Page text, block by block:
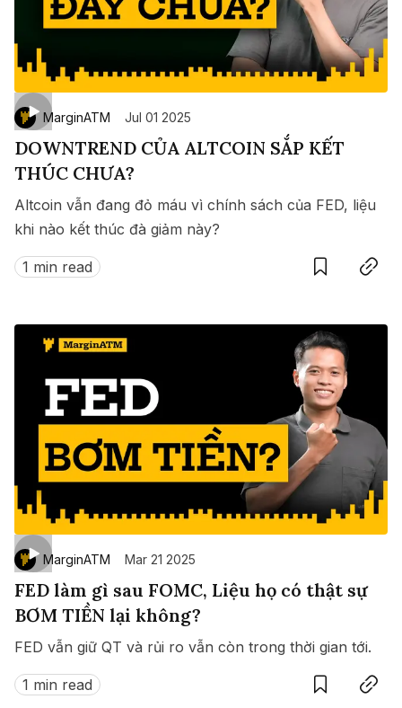
MarginATM Jul 01 2025
DOWNTREND CỦA ALTCOIN SẮP KẾT
THÚC CHƯA?
Altcoin vẫn đang đỏ máu vì chính sách của FED, liệu
khi nào kết thúc đà giảm này?
1 min read
MarginATM Mar 21 2025
FED làm gì sau FOMC, Liệu họ có thật sự
BƠM TIỀN lại không?
FED vẫn giữ QT và rủi ro vẫn còn trong thời gian tới.
1 min read
SaveCopy link